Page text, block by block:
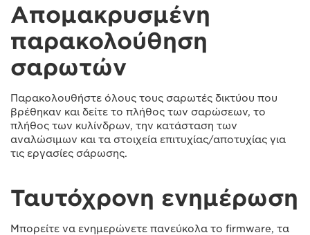
Απομακρυσμένη
παρακολούθηση
σαρωτών
Παρακολουθήστε όλους τους σαρωτές δικτύου που
βρέθηκαν και δείτε το πλήθος των σαρώσεων, το
πλήθος των κυλίνδρων, την κατάσταση των
αναλώσιμων και τα στοιχεία επιτυχίας/αποτυχίας για
τις εργασίες σάρωσης.
Ταυτόχρονη ενημέρωση
Μπορείτε να ενημερώνετε πανεύκολα το firmware, τα